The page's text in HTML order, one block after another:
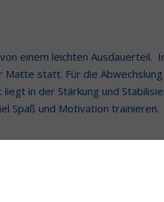
einem leichten
statt. Für die
in der Stärkung und
Spaß und Motivation trainieren.